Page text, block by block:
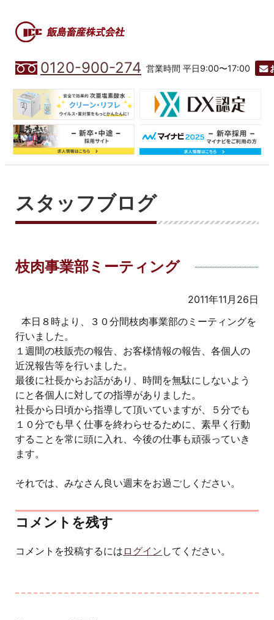
0120-900-274 営業時間 平日9:00〜17:00
スタッフブログ
枝肉事業部ミーティング
2011年11月26日
本日８時より、３０分間枝肉事業部のミーティングを
行いました。
１週間の枝販売の報告、お客様情報の報告、各個人の
近況報告等を行いました。
最後に社長からお話があり、時間を無駄にしないよう
にと各個人に対しての指導がありました。
社長から日頃から指導して頂いていますが、５分でも
１０分でも早く仕事を終わらせるために、素早く行動
することを常に頭に入れ、今後の仕事も頑張っていき
ます。
それでは、みなさん良い週末をお過ごしください。
コメントを残す
コメントを投稿するには ログイン してください。